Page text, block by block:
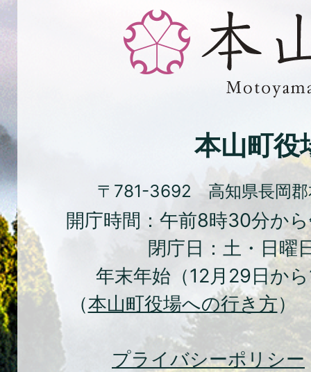
緑、
花
と
化
の
ま
ち
本
山
町
Town
本山町役
〒781-3692 高知県長岡郡
開庁時間：午前8時30分か
閉庁日：土・日曜
年末年始（12月29日か
（本山町役場への行き方）
プライバシーポリシー